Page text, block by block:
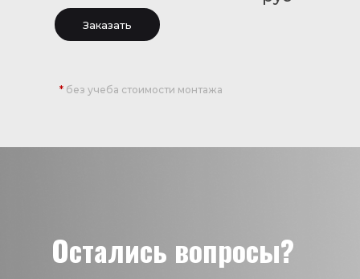
Заказать
* без учеба стоимости монтажа
Остались вопросы?